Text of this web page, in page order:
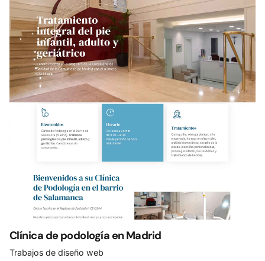
Clínica de podología en Madrid
Trabajos de diseño web